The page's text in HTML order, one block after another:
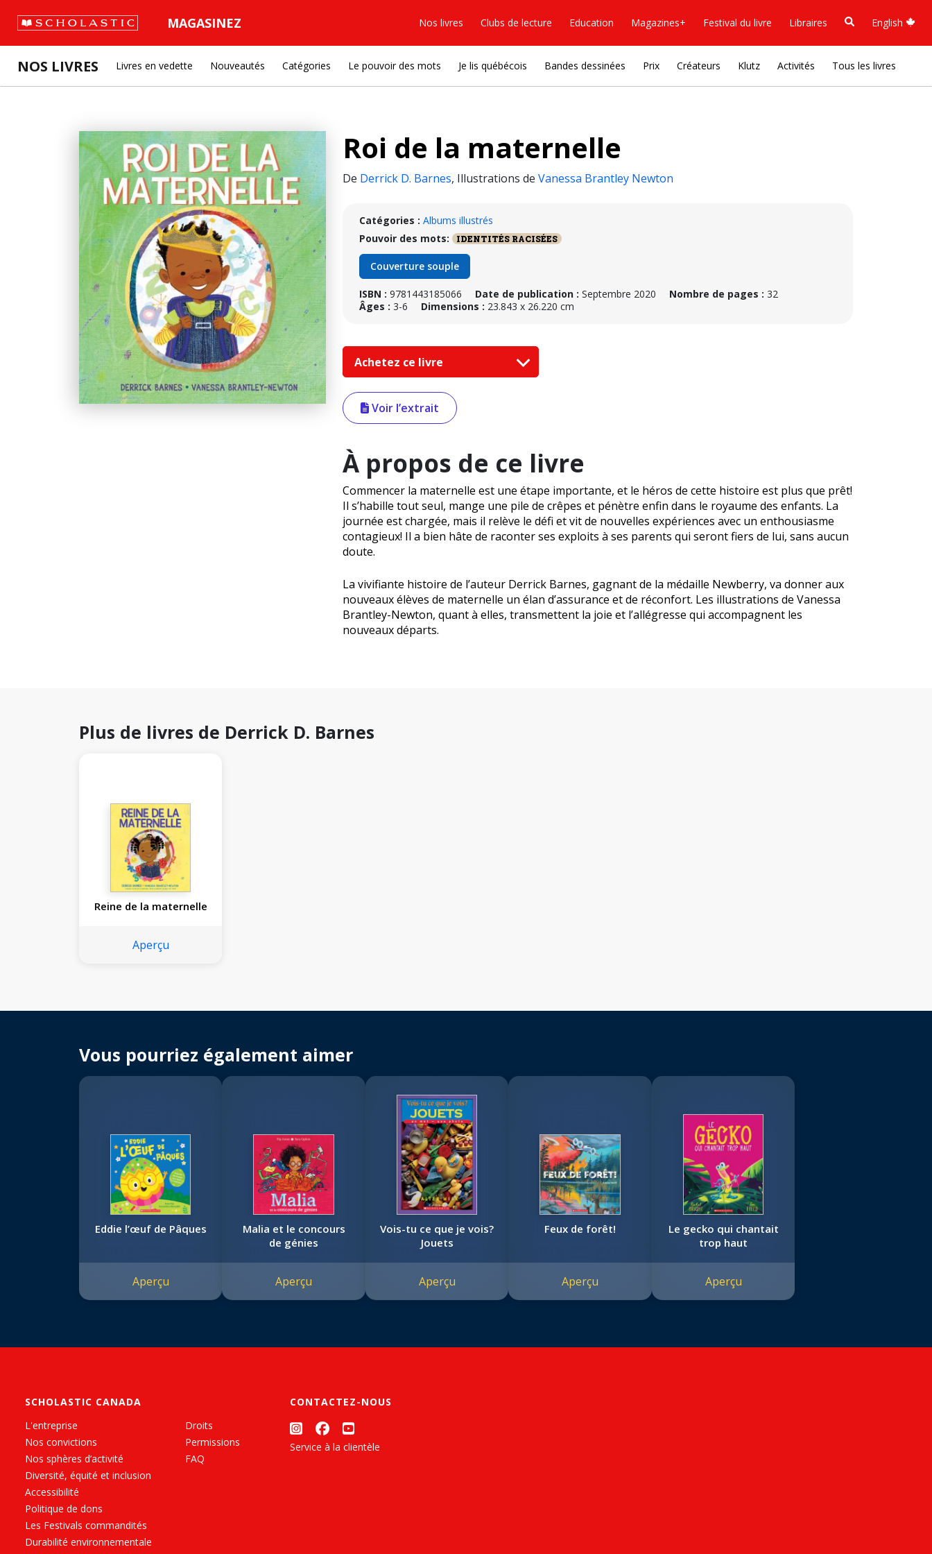
MAGASINEZ Nos livres Clubs de lecture Education Magazines+ Festival du livre Libraires English
NOS LIVRES Livres en vedette Nouveautés Catégories Le pouvoir des mots Je lis québécois Bandes dessinées Prix Créateurs Klutz Activités Tous les livres
Roi de la maternelle
De Derrick D. Barnes, Illustrations de Vanessa Brantley Newton
Catégories : Albums illustrés
Pouvoir des mots:
IDENTITÉS RACISÉES
Couverture souple
ISBN : 9781443185066 Date de publication : Septembre 2020 Nombre de pages : 32
Âges : 3-6 Dimensions : 23.843 x 26.220 cm
Achetez ce livre
Voir l’extrait
À propos de ce livre
Commencer la maternelle est une étape importante, et le héros de cette histoire est plus que prêt!
Il s’habille tout seul, mange une pile de crêpes et pénètre enfin dans le royaume des enfants. La
journée est chargée, mais il relève le défi et vit de nouvelles expériences avec un enthousiasme
contagieux! Il a bien hâte de raconter ses exploits à ses parents qui seront fiers de lui, sans aucun
doute.
La vivifiante histoire de l’auteur Derrick Barnes, gagnant de la médaille Newberry, va donner aux
nouveaux élèves de maternelle un élan d’assurance et de réconfort. Les illustrations de Vanessa
Brantley-Newton, quant à elles, transmettent la joie et l’allégresse qui accompagnent les
nouveaux départs.
Plus de livres de Derrick D. Barnes
Reine de la maternelle
Aperçu
Vous pourriez également aimer
Eddie l’œuf de Pâques
Aperçu
Malia et le concours
de génies
Aperçu
Vois-tu ce que je vois?
Jouets
Aperçu
Feux de forêt!
Aperçu
Le gecko qui chantait
trop haut
Aperçu
SCHOLASTIC CANADA
L'entreprise
Nos convictions
Nos sphères d’activité
Diversité, équité et inclusion
Accessibilité
Politique de dons
Les Festivals commandités
Durabilité environnementale
Droits
Permissions
FAQ
CONTACTEZ-NOUS
Service à la clientèle